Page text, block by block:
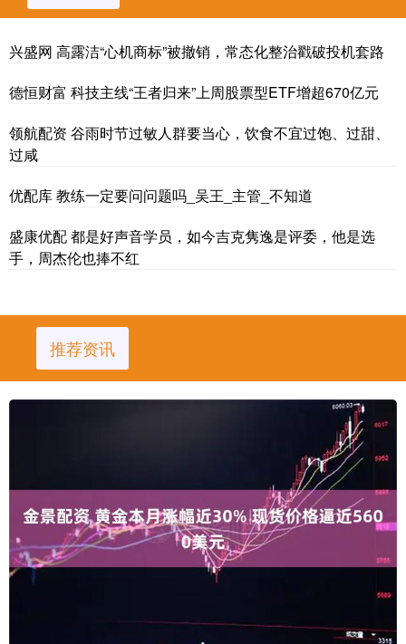
兴盛网 高露洁“心机商标”被撤销，常态化整治戳破投机套路
德恒财富 科技主线“王者归来”上周股票型ETF增超670亿元
领航配资 谷雨时节过敏人群要当心，饮食不宜过饱、过甜、
过咸
优配库 教练一定要问问题吗_吴王_主管_不知道
盛康优配 都是好声音学员，如今吉克隽逸是评委，他是选
手，周杰伦也捧不红
推荐资讯